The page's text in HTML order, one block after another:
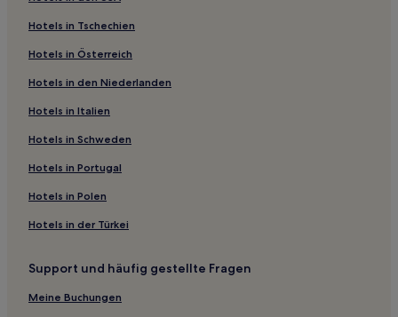
Lindenberg Hotels
Hotels nahe Kulturquartier Mecklenburg-Strelitz
Gülzow Hotels
Hotels nahe Badestelle Warbende
Wokuhl Hotels
Möllenhagen Hotels
Hotels nahe Badestrand Granzow
Ulrichshusen Hotels
Bartelshagen Hotels
Hotels nahe Traumstrand Dargun
Neukalen Hotels
Hotels in Tschechien
Hotels in Österreich
Hotels in den Niederlanden
Hotels in Italien
Hotels in Schweden
Hotels in Portugal
Hotels in Polen
Hotels in der Türkei
Support und häufig gestellte Fragen
Meine Buchungen